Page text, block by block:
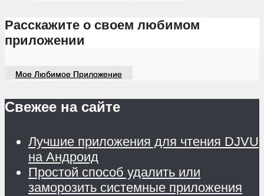
Расскажите о своем любимом
приложении
Мое Любимое Приложение
Свежее на сайте
Лучшие приложения для чтения DJVU
на Андроид
Простой способ удалить или
заморозить системные приложения